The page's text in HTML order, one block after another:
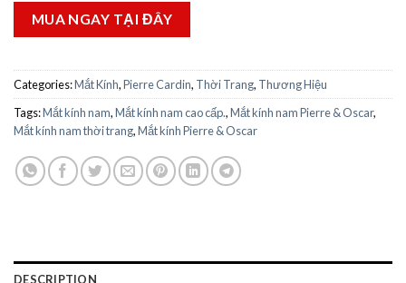
MUA NGAY TẠI ĐÂY
Categories:Mắt Kính,Pierre Cardin, Thời Trang, Thương Hiệu
Tags:Mắt kính nam,Mắt kính nam cao cấp.,Mắt kính nam Pierre & Oscar,
Mắt kính nam thời trang,Mắt kính Pierre & Oscar
DESCRIPTION